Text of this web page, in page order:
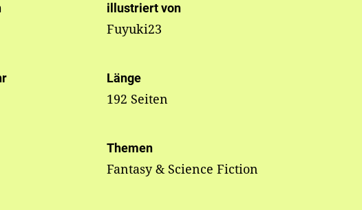
illustriert von
Fuyuki23
Länge
192 Seiten
Themen
Fantasy & Science Fiction